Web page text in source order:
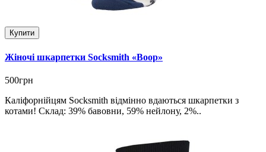
Купити
Жіночі шкарпетки Socksmith «Boop»
500грн
Каліфорнійцям Socksmith відмінно вдаються шкарпетки з
котами! Склад: 39% бавовни, 59% нейлону, 2%..